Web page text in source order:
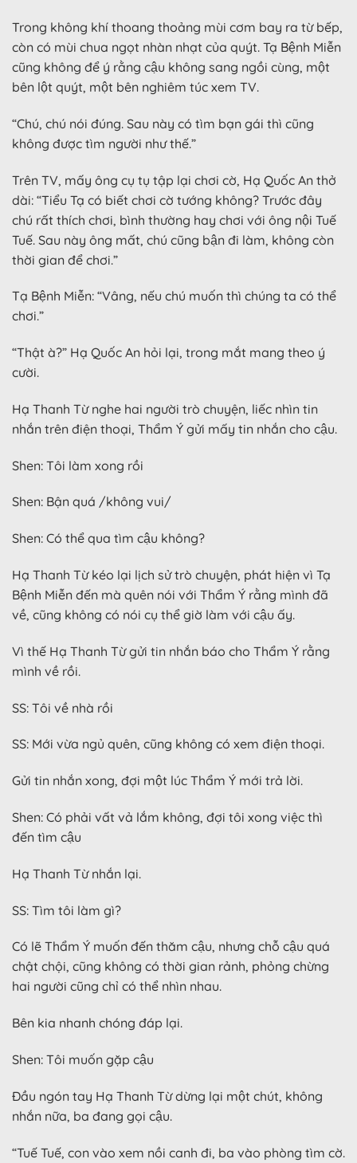
Trong không khí thoang thoảng mùi cơm bay ra từ bếp,
còn có mùi chua ngọt nhàn nhạt của quýt. Tạ Bệnh Miễn
cũng không để ý rằng cậu không sang ngồi cùng, một
bên lột quýt, một bên nghiêm túc xem TV.
“Chú, chú nói đúng. Sau này có tìm bạn gái thì cũng
không được tìm người như thế.”
Trên TV, mấy ông cụ tụ tập lại chơi cờ, Hạ Quốc An thở
dài: “Tiểu Tạ có biết chơi cờ tướng không? Trước đây
chú rất thích chơi, bình thường hay chơi với ông nội Tuế
Tuế. Sau này ông mất, chú cũng bận đi làm, không còn
thời gian để chơi.”
Tạ Bệnh Miễn: “Vâng, nếu chú muốn thì chúng ta có thể
chơi.”
“Thật à?” Hạ Quốc An hỏi lại, trong mắt mang theo ý
cười.
Hạ Thanh Từ nghe hai người trò chuyện, liếc nhìn tin
nhắn trên điện thoại, Thẩm Ý gửi mấy tin nhắn cho cậu.
Shen: Tôi làm xong rồi
Shen: Bận quá /không vui/
Shen: Có thể qua tìm cậu không?
Hạ Thanh Từ kéo lại lịch sử trò chuyện, phát hiện vì Tạ
Bệnh Miễn đến mà quên nói với Thẩm Ý rằng mình đã
về, cũng không có nói cụ thể giờ làm với cậu ấy.
Vì thế Hạ Thanh Từ gửi tin nhắn báo cho Thẩm Ý rằng
mình về rồi.
SS: Tôi về nhà rồi
SS: Mới vừa ngủ quên, cũng không có xem điện thoại.
Gửi tin nhắn xong, đợi một lúc Thẩm Ý mới trả lời.
Shen: Có phải vất vả lắm không, đợi tôi xong việc thì
đến tìm cậu
Hạ Thanh Từ nhắn lại.
SS: Tìm tôi làm gì?
Có lẽ Thẩm Ý muốn đến thăm cậu, nhưng chỗ cậu quá
chật chội, cũng không có thời gian rảnh, phỏng chừng
hai người cũng chỉ có thể nhìn nhau.
Bên kia nhanh chóng đáp lại.
Shen: Tôi muốn gặp cậu
Đầu ngón tay Hạ Thanh Từ dừng lại một chút, không
nhắn nữa, ba đang gọi cậu.
“Tuế Tuế, con vào xem nồi canh đi, ba vào phòng tìm cờ.